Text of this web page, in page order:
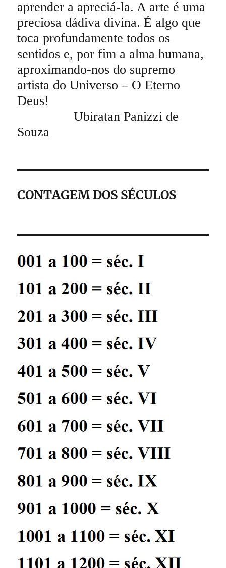
aprender a apreciá-la. A arte é uma
preciosa dádiva divina. É algo que
toca profundamente todos os
sentidos e, por fim a alma humana,
aproximando-nos do supremo
artista do Universo – O Eterno
Deus!
Ubiratan Panizzi de
Souza
CONTAGEM DOS SÉCULOS